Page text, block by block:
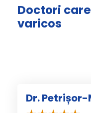
Doctori
varicos
Dr.